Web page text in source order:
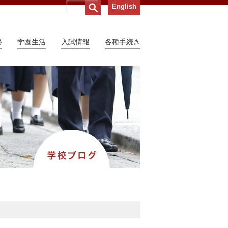
English
学園生活 入試情報 各種手続き